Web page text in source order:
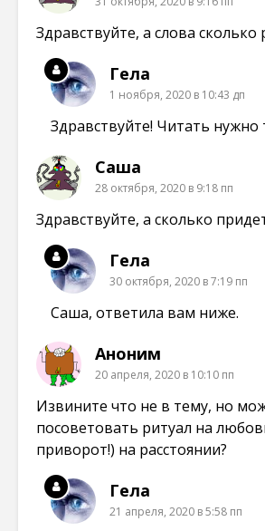
) ) )
Здравствуйте, а слова сколько
Гела
1 ноября, 2020 в 10:43 дп
Здравствуйте! Читать
Саша
28 октября, 2020 в 9:18 пп
Здравствуйте, а сколько
Гела
30 октября, 2020 в 7:19 пп
Саша, ответила вам ниже.
Аноним
20 апреля, 2020 в 10:10 пп
Извините что не в тему, но
посоветовать ритуал на
приворот!) на расстоянии?
Гела
21 апреля, 2020 в 5:58 пп